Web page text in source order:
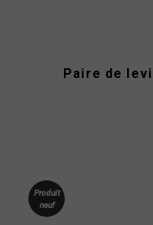
Paire de
Produit
neuf